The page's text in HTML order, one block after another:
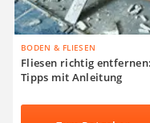
BODEN & FLIESEN
Fliesen richtig
Tipps mit Anleitung